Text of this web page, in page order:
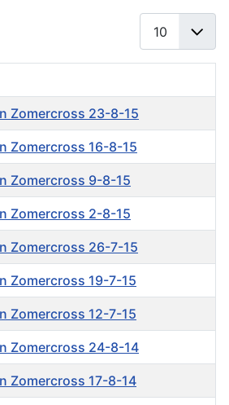
Zomercross 23-8-15
Zomercross 16-8-15
Zomercross 9-8-15
Zomercross 2-8-15
Zomercross 26-7-15
Zomercross 19-7-15
Zomercross 12-7-15
Zomercross 24-8-14
Zomercross 17-8-14